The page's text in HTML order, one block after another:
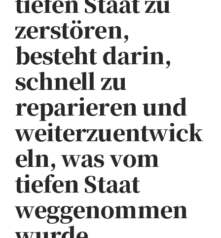
zerstören,
besteht darin,
schnell zu
reparieren und
weiterzuentwick
eln, was vom
tiefen Staat
weggenommen